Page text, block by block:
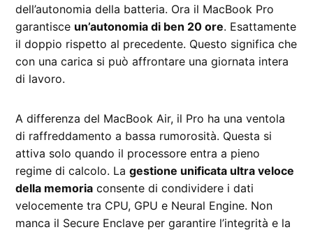
dell’autonomia della batteria. Ora il MacBook Pro
garantisce un’autonomia di ben 20 ore. Esattamente
il doppio rispetto al precedente. Questo significa che
con una carica si può affrontare una giornata intera
di lavoro.
A differenza del MacBook Air, il Pro ha una ventola
di raffreddamento a bassa rumorosità. Questa si
attiva solo quando il processore entra a pieno
regime di calcolo. Lagestione unificata ultra veloce
della memoria consente di condividere i dati
velocemente tra CPU, GPU e Neural Engine. Non
manca il Secure Enclave per garantire l’integrità e la